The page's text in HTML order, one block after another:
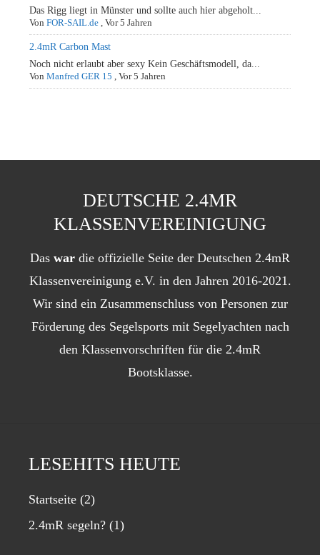
Das Rigg liegt in Münster und sollte auch hier abgeholt...
Von FOR-SAIL.de , Vor 5 Jahren
2.4mR Carbon Mast
Noch nicht erlaubt aber sexy Kein Geschäftsmodell, da...
Von Manfred GER 15 , Vor 5 Jahren
DEUTSCHE 2.4MR
KLASSENVEREINIGUNG
Das war die offizielle Seite der Deutschen 2.4mR
Klassenvereinigung e.V. in den Jahren 2016-2021.
Wir sind ein Zusammenschluss von Personen zur
Förderung des Segelsports mit Segelyachten nach
den Klassenvorschriften für die 2.4mR
Bootsklasse.
LESEHITS HEUTE
Startseite (2)
2.4mR segeln? (1)